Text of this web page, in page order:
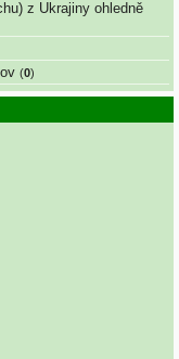
z Ukrajiny ohledně
(0)